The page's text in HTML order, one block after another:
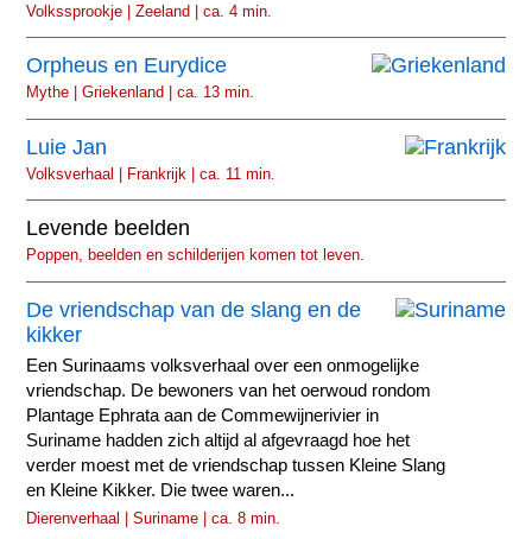
Volkssprookje | Zeeland | ca. 4 min.
Orpheus en Eurydice
Mythe | Griekenland | ca. 13 min.
Luie Jan
Volksverhaal | Frankrijk | ca. 11 min.
Levende beelden
Poppen, beelden en schilderijen komen tot leven.
De vriendschap van de slang en de
kikker
Een Surinaams volksverhaal over een onmogelijke
vriendschap. De bewoners van het oerwoud rondom
Plantage Ephrata aan de Commewijnerivier in
Suriname hadden zich altijd al afgevraagd hoe het
verder moest met de vriendschap tussen Kleine Slang
en Kleine Kikker. Die twee waren...
Dierenverhaal | Suriname | ca. 8 min.